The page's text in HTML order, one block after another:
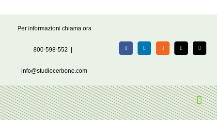
Per informazioni chiama ora
800-598-552
info@studiocerbone.com
FacebookLinkedIn Rss X Email